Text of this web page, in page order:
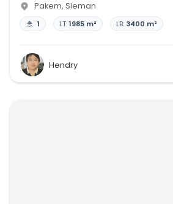
Pakem, Sleman
1 LT:1985 m² LB: 3400 m²
Hendry